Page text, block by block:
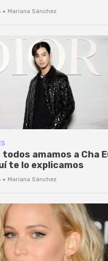
· Mariana Sánchez
todos amamos a Cha
te lo explicamos
· Mariana Sánchez